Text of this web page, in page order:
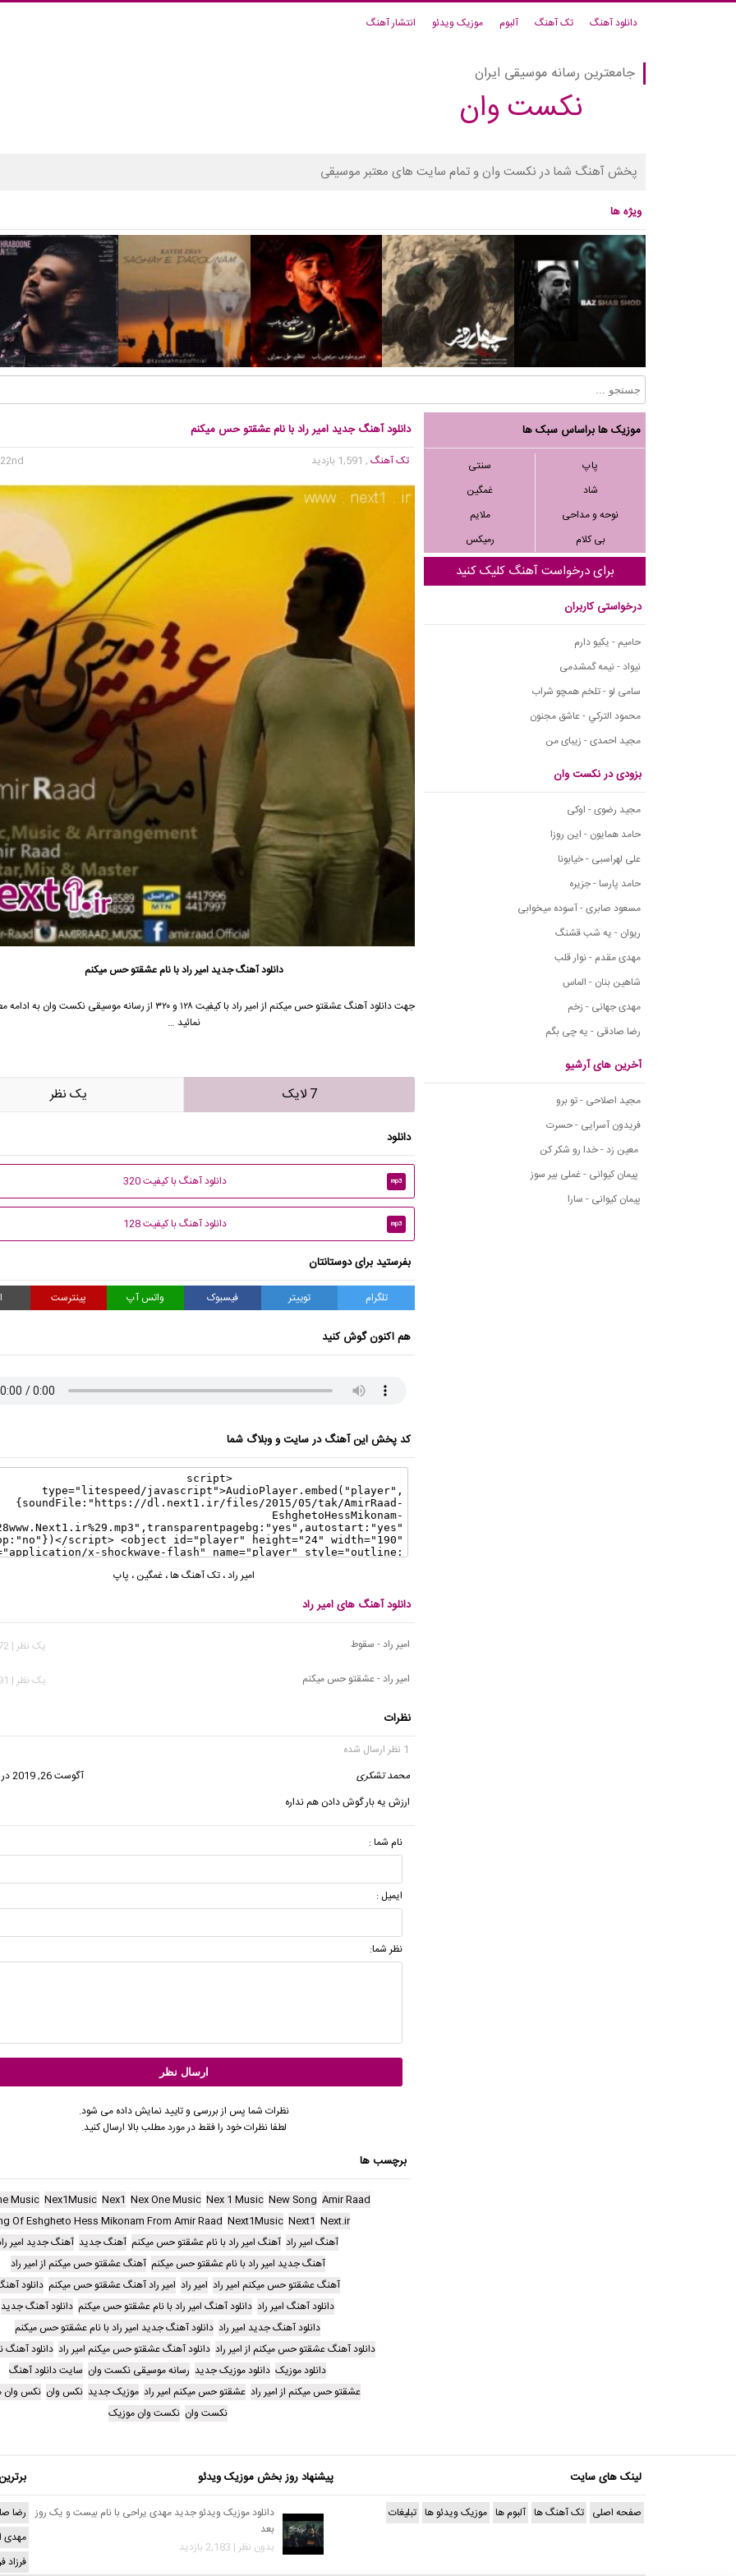
دانلود آهنگ تک آهنگ آلبوم موزیک ویدئو انتشار آهنگ
جامعترین رسانه موسیقی ایران
نکست وان
پخش آهنگ شما در نکست وان و تمام سایت های معتبر موسیقی
ویژه ها
موزیک ها براساس سبک ها
پاپ
سنتی
شاد
غمگین
نوحه و مداحی
ملایم
بی کلام
رمیکس
برای درخواست آهنگ کلیک کنید
درخواستی کاربران
حامیم - یکیو دارم
نیواد - نیمه گمشدمی
سامی لو - تلخم همچو شراب
محمود التركي - عاشق مجنون
مجید احمدی - زیبای من
بزودی در نکست وان
مجید رضوی - اوکی
حامد همایون - این روزا
علی لهراسبی - خیابونا
حامد پارسا - جزیره
مسعود صابری - آسوده میخوابی
ریوان - یه شب قشنگ
مهدی مقدم - نوار قلب
شاهین بنان - الماس
مهدی جهانی - زخم
رضا صادقی - یه چی بگم
آخرین های آرشیو
مجید اصلاحی - تو برو
فریدون آسرایی - حسرت
معین زد - خدا رو شکر کن
پیمان کیوانی - غملی بیر سوز
پیمان کیوانی - سارا
دانلود آهنگ جدید امیر راد با نام عشقتو حس میکنم
تک آهنگ, 1,591 بازدید 22nd می 2015
دانلود آهنگ جدیدامیر راد با نام عشقتو حس میکنم
جهت دانلود آهنگ عشقتو حس میکنم از امیر راد با کیفیت ۱۲۸ و ۳۲۰ از رسانه موسیقی
نمائید …
7 لایک يک نظر
دانلود
mp3 دانلود آهنگ با کیفیت 320
mp3 دانلود آهنگ با کیفیت 128
بفرستید برای دوستانتان
تلگرام توییتر فیسبوک واتس آپ پینترست
هم اکنون گوش کنید
کد پخش این آهنگ در سایت و وبلاگ شما
امیر راد، تک آهنگ ها، غمگین ، پاپ
دانلود آهنگ های امیر راد
امیر راد - سقوط
يک نظر | 1,172 بازدید
امیر راد - عشقتو حس میکنم
يک نظر | 1,591 بازدید
نظرات
1 نظر ارسال شده
محمد تشکری
آگوست 26, 2019 در 6:17 ب.ظ
ارزش یه بار گوش دادن هم نداره
نام شما :
ایمیل :
نظر شما:
نظرات شما پس از بررسی و تایید نمایش داده می شود.
لطفا نظرات خود را فقط در مورد مطلب بالا ارسال کنید.
برچسب ها
Amir Raad
New Song
Nex 1 Music
Nex One Music
Nex1
Nex1Music
Music
Next.ir
Next1
Next1Music
Of Eshgheto Hess Mikonam From Amir Raad
آهنگ امیر راد آهنگ امیر راد با نام عشقتو حس میکنم آهنگ جدید آهنگ جدید امیر
آهنگ جدید امیر راد با نام عشقتو حس میکنم آهنگ عشقتو حس میکنم از امیر راد
آهنگ عشقتو حس میکنم امیر راد امیر راد امیر راد آهنگ عشقتو حس میکنم دانلود
دانلود آهنگ امیر راد دانلود آهنگ امیر راد با نام عشقتو حس میکنم دانلود آهنگ جدید
دانلود آهنگ جدید امیر راد دانلود آهنگ جدید امیر راد با نام عشقتو حس میکنم
دانلود آهنگ عشقتو حس میکنم از امیر راد دانلود آهنگ عشقتو حس میکنم امیر راد دانلود
دانلود موزیک دانلود موزیک جدید رسانه موسیقی نکست وان سایت دانلود آهنگ
عشقتو حس میکنم از امیر راد عشقتو حس میکنم امیر راد موزیک جدید نکس وان نکس وان
نکست وان نکست وان موزیک
لینک های سایت
صفحه اصلی تک آهنگ ها آلبوم ها موزیک ویدئو ها تبلیغات
پیشنهاد روز بخش موزیک ویدئو
دانلود موزیک ویدئو جدید مهدی یراحی با نام بیست و یک روز
بعد
بدون نظر | 2,183 بازدید
رضا
مهدی
فرزاد